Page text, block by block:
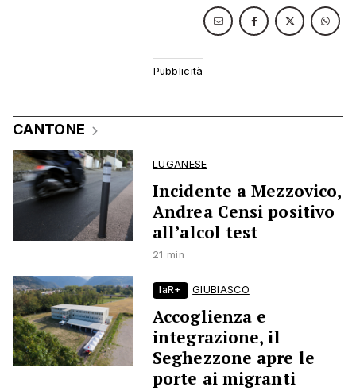
CANTONE
LUGANESE
Incidente a Mezzovico,
Andrea Censi positivo
all’alcol test
21 min
laR+ GIUBIASCO
Accoglienza e
integrazione, il
Seghezzone apre le
porte ai migranti